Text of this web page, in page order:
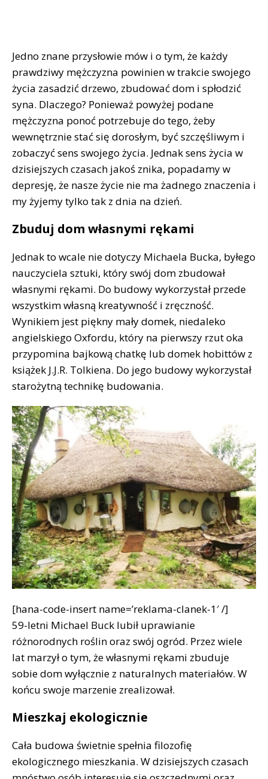
Jedno znane przysłowie mów i o tym, że każdy
prawdziwy mężczyzna powinien w trakcie swojego
życia zasadzić drzewo, zbudować dom i spłodzić
syna. Dlaczego? Ponieważ powyżej podane
mężczyzna ponoć potrzebuje do tego, żeby
wewnętrznie stać się dorosłym, być szczęśliwym i
zobaczyć sens swojego życia. Jednak sens życia w
dzisiejszych czasach jakoś znika, popadamy w
depresję, że nasze życie nie ma żadnego znaczenia i
my żyjemy tylko tak z dnia na dzień.
Zbuduj dom własnymi rękami
Jednak to wcale nie dotyczy Michaela Bucka, byłego
nauczyciela sztuki, który swój dom zbudował
własnymi rękami. Do budowy wykorzystał przede
wszystkim własną kreatywność i zręczność.
Wynikiem jest piękny mały domek, niedaleko
angielskiego Oxfordu, który na pierwszy rzut oka
przypomina bajkową chatkę lub domek hobittów z
książek J.J.R. Tolkiena. Do jego budowy wykorzystał
starożytną technikę budowania.
[hana-code-insert name=’reklama-clanek-1′ /]
59-letni Michael Buck lubił uprawianie
różnorodnych roślin oraz swój ogród. Przez wiele
lat marzył o tym, że własnymi rękami zbuduje
sobie dom wyłącznie z naturalnych materiałów. W
końcu swoje marzenie zrealizował.
Mieszkaj ekologicznie
Cała budowa świetnie spełnia filozofię
ekologicznego mieszkania. W dzisiejszych czasach